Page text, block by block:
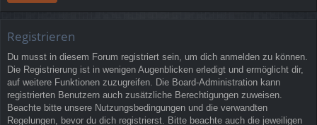
Registrieren
Du musst in diesem Forum registriert sein, um dich anmelden zu können.
Die Registrierung ist in wenigen Augenblicken erledigt und ermöglicht dir,
auf weitere Funktionen zuzugreifen. Die Board-Administration kann
registrierten Benutzern auch zusätzliche Berechtigungen zuweisen.
Beachte bitte unsere Nutzungsbedingungen und die verwandten
Regelungen, bevor du dich registrierst. Bitte beachte auch die jeweiligen